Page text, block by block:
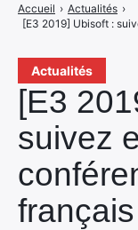
Actualités
[E3
suivez
français
Accueil › Actualités ›
[E3 2019] Ubisoft :